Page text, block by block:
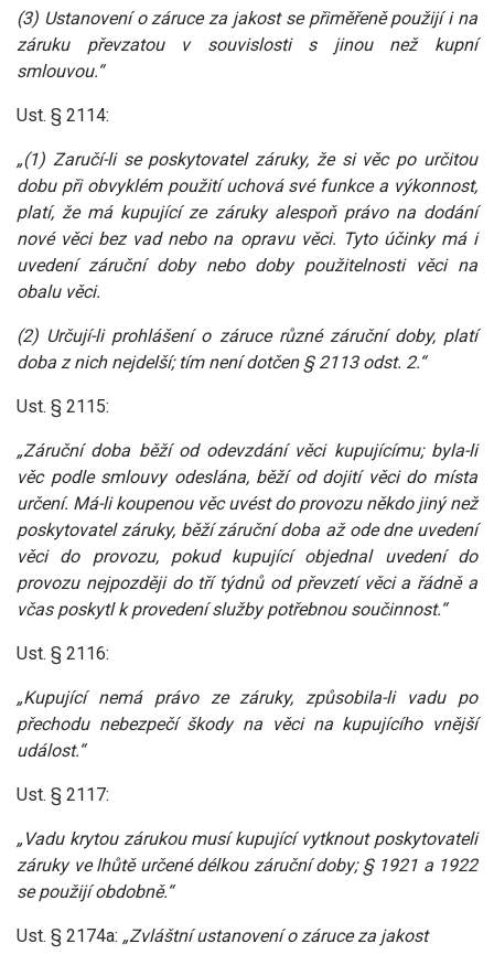
(3) Ustanovení o záruce za jakost se přiměřeně použijí i na
záruku převzatou v souvislosti s jinou než kupní
smlouvou.“
Ust. § 2114:
„(1) Zaručí-li se poskytovatel záruky, že si věc po určitou
dobu při obvyklém použití uchová své funkce a výkonnost,
platí, že má kupující ze záruky alespoň právo na dodání
nové věci bez vad nebo na opravu věci. Tyto účinky má i
uvedení záruční doby nebo doby použitelnosti věci na
obalu věci.
(2) Určují-li prohlášení o záruce různé záruční doby, platí
doba z nich nejdelší; tím není dotčen § 2113 odst. 2.“
Ust. § 2115:
„Záruční doba běží od odevzdání věci kupujícímu; byla-li
věc podle smlouvy odeslána, běží od dojití věci do místa
určení. Má-li koupenou věc uvést do provozu někdo jiný než
poskytovatel záruky, běží záruční doba až ode dne uvedení
věci do provozu, pokud kupující objednal uvedení do
provozu nejpozději do tří týdnů od převzetí věci a řádně a
včas poskytl k provedení služby potřebnou součinnost.“
Ust. § 2116:
„Kupující nemá právo ze záruky, způsobila-li vadu po
přechodu nebezpečí škody na věci na kupujícího vnější
událost.“
Ust. § 2117:
„Vadu krytou zárukou musí kupující vytknout poskytovateli
záruky ve lhůtě určené délkou záruční doby; § 1921 a 1922
se použijí obdobně.“
Ust. § 2174a: „Zvláštní ustanovení o záruce za jakost